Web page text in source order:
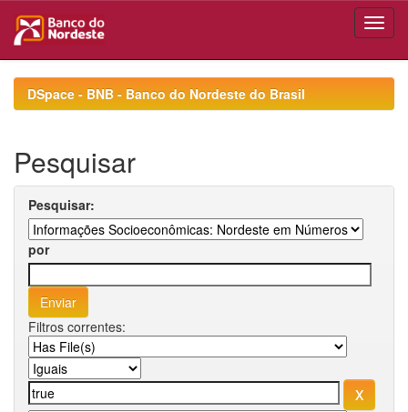
navigationDSpace - BNB - Banco do Nordeste do Brasil
Pesquisar
Pesquisar:
por
Filtros correntes: